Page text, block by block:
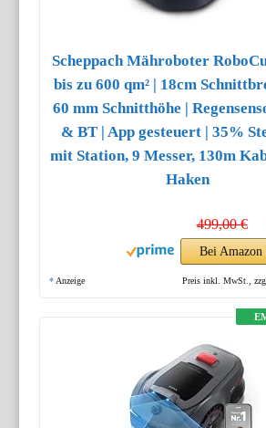
Scheppach Mähroboter
bis zu 600 qm² | 18cm
60 mm Schnitthöhe |
& BT | App gesteuert | 35%
mit Station, 9 Messer, 130m
Haken
499,00 €
Bei Amazon
* Anzeige Preis inkl. MwSt.,